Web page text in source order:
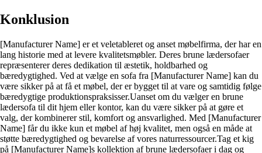
Konklusion
[Manufacturer Name] er et veletableret og anset møbelfirma, der har en
lang historie med at levere kvalitetsmøbler. Deres brune lædersofaer
repræsenterer deres dedikation til æstetik, holdbarhed og
bæredygtighed. Ved at vælge en sofa fra [Manufacturer Name] kan du
være sikker på at få et møbel, der er bygget til at vare og samtidig følge
bæredygtige produktionspraksisser.Uanset om du vælger en brune
lædersofa til dit hjem eller kontor, kan du være sikker på at gøre et
valg, der kombinerer stil, komfort og ansvarlighed. Med [Manufacturer
Name] får du ikke kun et møbel af høj kvalitet, men også en måde at
støtte bæredygtighed og bevarelse af vores naturressourcer.Tag et kig
på [Manufacturer Name]s kollektion af brune lædersofaer i dag og